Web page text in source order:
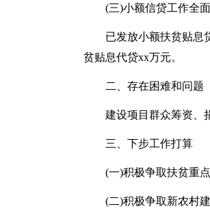
(三)小额信贷工作全
已发放小额扶贫贴息
贫贴息代贷xx万元。
二、存在困难和问题
建设项目群众筹资、
三、下步工作打算
(一)积极争取扶贫重
(二)积极争取新农村